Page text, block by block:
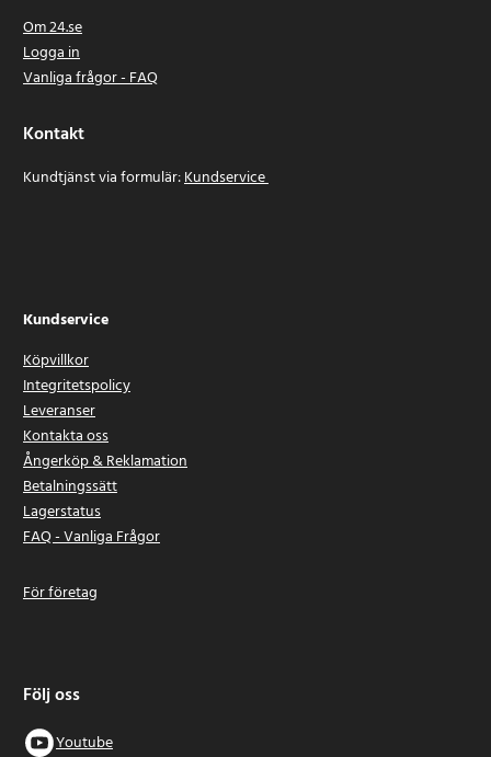
Om 24.se
Logga in
Vanliga frågor - FAQ
Kontakt
Kundtjänst via formulär:Kundservice
Kundservice
Köpvillkor
Integritetspolicy
Leveranser
Kontakta oss
Ångerköp & Reklamation
Betalningssätt
Lagerstatus
FAQ - Vanliga Frågor
För företag
Följ oss
Youtube